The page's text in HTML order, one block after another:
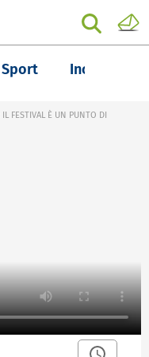
Sport Inchieste
FESTIVAL È UN PUNTO DI